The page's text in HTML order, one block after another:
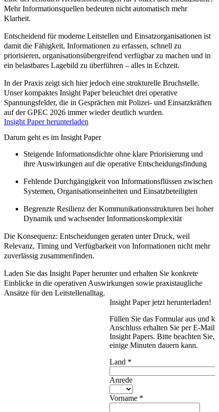
Mehr Informationsquellen bedeuten nicht automatisch mehr
Klarheit.
Entscheidend für moderne Leitstellen und Einsatzorganisationen ist
damit die Fähigkeit, Informationen zu erfassen, schnell zu
priorisieren, organisationsübergreifend verfügbar zu machen und in
ein belastbares Lagebild zu überführen – alles in Echzeit.
In der Praxis zeigt sich hier jedoch eine strukturelle Bruchstelle.
Unser kompaktes Insight Paper beleuchtet drei operative
Spannungsfelder, die in Gesprächen mit Polizei- und Einsatzkräften
auf der GPEC 2026 immer wieder deutlich wurden.
Insight Paper herunterladen
Darum geht es im Insight Paper
Steigende Informationsdichte ohne klare Priorisierung und
ihre Auswirkungen auf die operative Entscheidungsfindung
Fehlende Durchgängigkeit von Informationsflüssen zwischen
Systemen, Organisationseinheiten und Einsatzbeteiligten
Begrenzte Resilienz der Kommunikationsstrukturen bei hoher
Dynamik und wachsender Informationskomplexität
Die Konsequenz: Entscheidungen geraten unter Druck, weil
Relevanz, Timing und Verfügbarkeit von Informationen nicht mehr
zuverlässig zusammenfinden.
Laden Sie das Insight Paper herunter und erhalten Sie konkrete
Einblicke in die operativen Auswirkungen sowie praxistaugliche
Ansätze für den Leitstellenalltag.
Insight Paper jetzt herunterladen!
Füllen Sie das Formular aus und
Anschluss erhalten Sie per E-
Insight Papers. Bitte beachten
einige Minuten dauern kann.
Land *
Anrede
Vorname *